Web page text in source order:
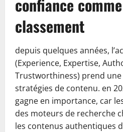
confiance
classement
depuis quelques années,
(Experience, Expertise,
Trustworthiness) prend
stratégies de contenu. en
gagne en importance, car
des moteurs de recherche
les contenus authentiques